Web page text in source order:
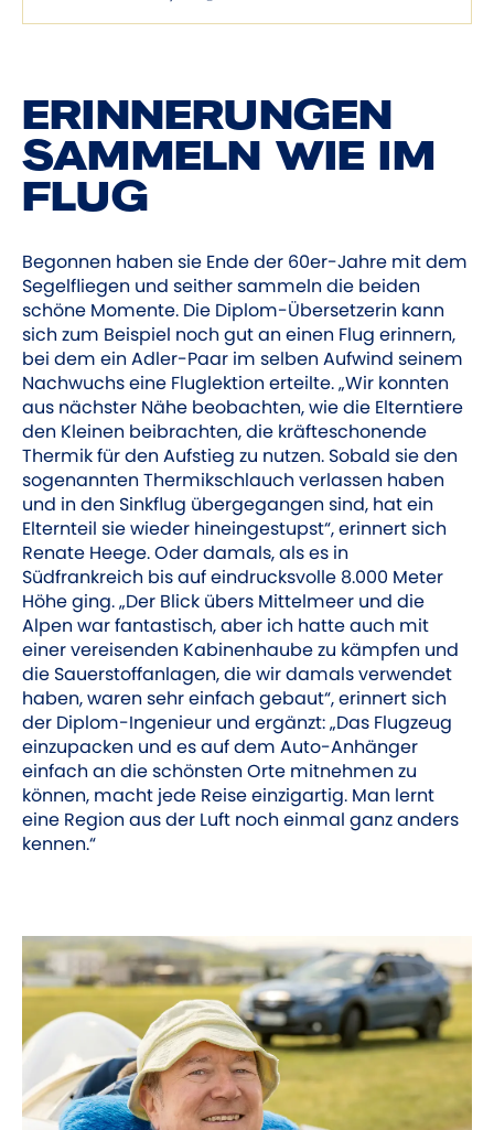
ERINNERUNGEN
SAMMELN WIE IM
FLUG
Begonnen haben sie Ende der 60er-­Jahre mit dem
Segelfliegen und seither sammeln die beiden
schöne Momente. Die Diplom-Übersetzerin kann
sich zum Beispiel noch gut an einen Flug erinnern,
bei dem ein Adler-Paar im selben Aufwind seinem
Nachwuchs eine Flug­lektion erteilte. „Wir konnten
aus nächster Nähe beobachten, wie die Elterntiere
den Kleinen beibrachten, die kräfteschonende
Thermik für den Aufstieg zu nutzen. Sobald sie den
sogenannten Thermikschlauch verlassen haben
und in den Sinkflug übergegangen sind, hat ein
Elternteil sie wieder hineingestupst“, erinnert sich
Renate Heege. Oder damals, als es in
Südfrankreich bis auf eindrucksvolle 8.000 Meter
Höhe ging. „Der Blick übers Mittelmeer und die
Alpen war fantastisch, aber ich hatte auch mit
einer vereisenden Kabinenhaube zu kämpfen und
die Sauerstoffanlagen, die wir damals verwendet
haben, waren sehr einfach gebaut“, erinnert sich
der Diplom-Ingenieur und ergänzt: „Das Flugzeug
einzupacken und es auf dem Auto-Anhänger
einfach an die schönsten Orte mitnehmen zu
können, macht jede Reise einzigartig. Man lernt
eine Region aus der Luft noch einmal ganz anders
kennen.“